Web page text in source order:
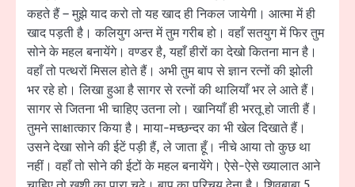
कहते हैं – मुझे याद करो तो यह खाद ही निकल जायेगी। आत्मा में ही
खाद पड़ती है। कलियुग अन्त में तुम गरीब हो। वहाँ सतयुग में फिर तुम
सोने के महल बनायेंगे। वण्डर है, यहाँ हीरों का देखो कितना मान है।
वहाँ तो पत्थरों मिसल होते हैं। अभी तुम बाप से ज्ञान रत्नों की झोली
भर रहे हो। लिखा हुआ है सागर से रत्नों की थालियाँ भर ले आते हैं।
सागर से जितना भी चाहिए उतना लो। खानियाँ ही भरतू हो जाती हैं।
तुमने साक्षात्कार किया है। माया-मच्छन्दर का भी खेल दिखाते हैं।
उसने देखा सोने की ईटें पड़ी हैं, ले जाता हूँ। नीचे आया तो कुछ था
नहीं। वहाँ तो सोने की ईटों के महल बनायेंगे। ऐसे-ऐसे ख्यालात आने